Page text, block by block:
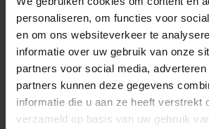
personaliseren, om functies voor
en om ons websiteverkeer te
informatie over uw gebruik van onze
partners voor social media,
partners kunnen deze gegevens
informatie die u aan ze heeft verstrekt
verzameld op basis van uw gebruik
Voering Textiel
Neusbeveiliging Staal
Zoolbeveiliging Kunststof
Zoolmateriaal TPU/PU